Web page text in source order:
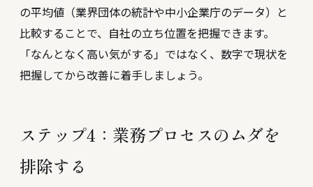
の平均値（業界団体の統計や中小企業庁のデータ）と
比較することで、自社の立ち位置を把握できます。
「なんとなく高い気がする」ではなく、数字で現状を
把握してから改善に着手しましょう。
ステップ4：業務プロセスのムダを
排除する